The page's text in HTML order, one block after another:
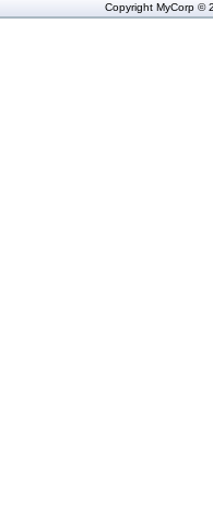
Copyright MyCorp ©